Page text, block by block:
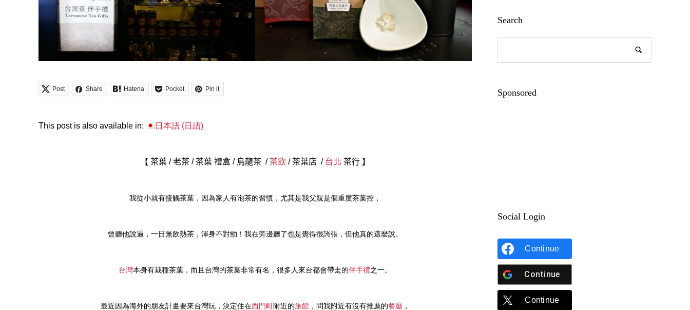
Post Share Hatena Pocket Pin it
This post is also available in: 日本語(日語)
【 茶葉 /老茶 /茶葉 禮盒 / 烏龍茶 /茶飲 /茶葉店 / 台北 茶行 】
我從小就有接觸茶葉，因為家人有泡茶的習慣，尤其是我父親是個重度茶葉控，
曾聽他說過，一日無飲熱茶，渾身不對勁！我在旁邊聽了也是覺得很誇張，但他真的這麼說。
台灣本身有栽種茶葉，而且台灣的茶葉非常有名，很多人來台都會帶走的伴手禮之一。
最近因為海外的朋友計畫要來台灣玩，決定住在西門町附近的旅館 ，問我附近有沒有推薦的餐廳 ，
Search
Sponsored
Social Login
Continue
Continue
Continue